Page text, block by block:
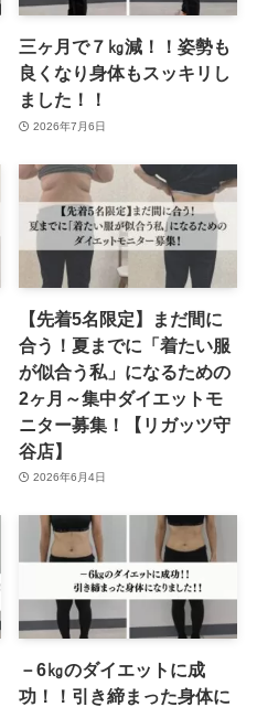
三ヶ月で７㎏減！！姿勢も
良くなり身体もスッキリし
ました！！
2026年7月6日
【先着5名限定】まだ間に
合う！夏までに「着たい服
が似合う私」になるための
2ヶ月～集中ダイエットモ
ニター募集！【リガッツ守
谷店】
2026年6月4日
－6㎏のダイエットに成
功！！引き締まった身体に